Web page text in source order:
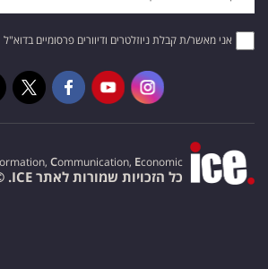
אני מאשר/ת קבלת ניוזלטרים ודיוורים פרסומיים בדוא"ל
Communication, Economic
כל הזכויות שמורות לאתר ICE. ©